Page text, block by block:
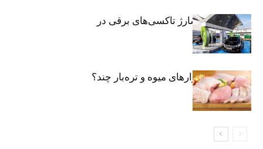
توسعه شبکه شارژ تاکسی‌های برقی در
پایتخت
مرغ تازه در بازارهای میوه و تره‌بار چند؟